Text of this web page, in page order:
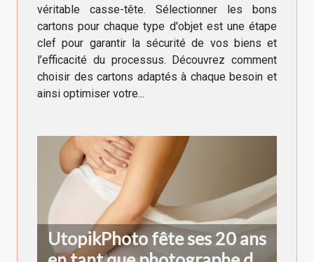
besoin
véritable casse-tête. Sélectionner les bons
cartons pour chaque type d'objet est une étape
clef pour garantir la sécurité de vos biens et
l’efficacité du processus. Découvrez comment
choisir des cartons adaptés à chaque besoin et
ainsi optimiser votre...
UtopikPhoto fête ses 20 ans